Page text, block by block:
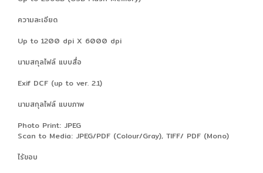
ความละเอียด
Up to 1200 dpi X 6000 dpi
นามสกุลไฟล์ แบบสื่อ
Exif DCF (up to ver. 2.1)
นามสกุลไฟล์ แบบภาพ
Photo Print: JPEG
Scan to Media: JPEG/PDF (Colour/Gray), TIFF/ PDF (Mono)
ไร้ขอบ